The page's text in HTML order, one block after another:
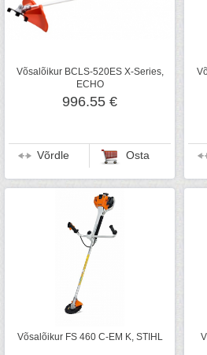
Võsalõikur BCLS-520ES X-Series,
ECHO
996.55 €
Võrdle Osta
Võsalõikur FS 460 C-EM K, STIHL